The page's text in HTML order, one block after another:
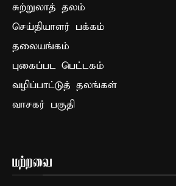
சுற்றுலாத் தலம்
செய்தியாளர் பக்கம்
தலையங்கம்
புகைப்பட பெட்டகம்
வழிப்பாட்டுத் தலங்கள்
வாசகர் பகுதி
மற்றவை